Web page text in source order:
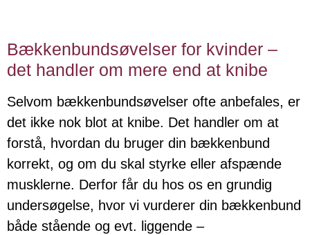
Bækkenbundsøvelser for kvinder –
det handler om mere end at knibe
Selvom bækkenbundsøvelser ofte anbefales, er
det ikke nok blot at knibe. Det handler om at
forstå, hvordan du bruger din bækkenbund
korrekt, og om du skal styrke eller afspænde
musklerne. Derfor får du hos os en grundig
undersøgelse, hvor vi vurderer din bækkenbund
både stående og evt. liggende –